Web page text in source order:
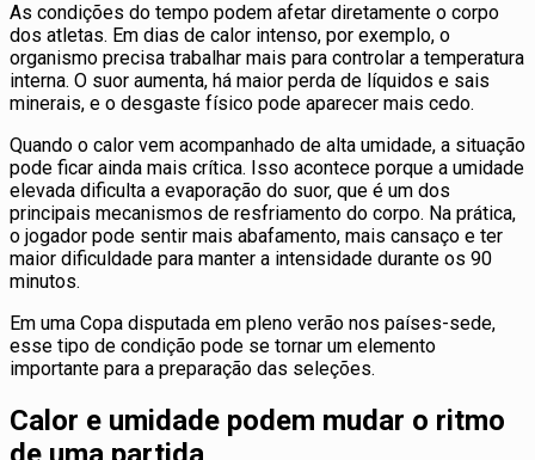
As condições do tempo podem afetar diretamente o corpo
dos atletas. Em dias de calor intenso, por exemplo, o
organismo precisa trabalhar mais para controlar a temperatura
interna. O suor aumenta, há maior perda de líquidos e sais
minerais, e o desgaste físico pode aparecer mais cedo.
Quando o calor vem acompanhado de alta umidade, a situação
pode ficar ainda mais crítica. Isso acontece porque a umidade
elevada dificulta a evaporação do suor, que é um dos
principais mecanismos de resfriamento do corpo. Na prática,
o jogador pode sentir mais abafamento, mais cansaço e ter
maior dificuldade para manter a intensidade durante os 90
minutos.
Em uma Copa disputada em pleno verão nos países-sede,
esse tipo de condição pode se tornar um elemento
importante para a preparação das seleções.
Calor e umidade podem mudar o ritmo